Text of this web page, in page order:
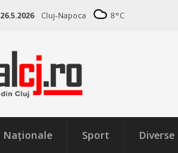
26.5.2026 Cluj-Napoca 8°C
Naţionale Sport Diverse